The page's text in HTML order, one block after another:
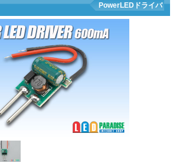
PowerLEDドライバ